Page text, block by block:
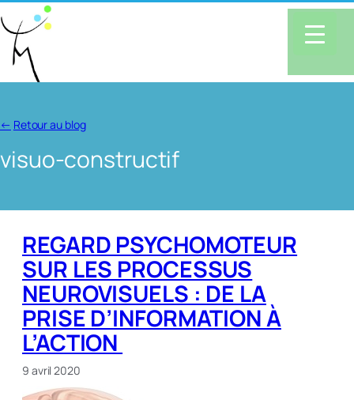
← Retour au blog
visuo-constructif
REGARD PSYCHOMOTEUR
SUR LES PROCESSUS
NEUROVISUELS : DE LA
PRISE D’INFORMATION À
L’ACTION
9 avril 2020